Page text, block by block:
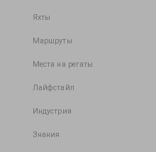
Яхты
Маршруты
Места на регаты
Лайфстайл
Индустрия
Знания